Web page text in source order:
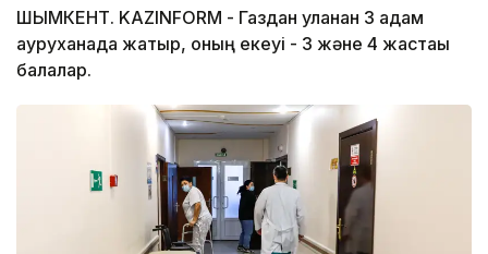
ШЫМКЕНТ. KAZINFORM - Газдан уланған 3 адам
ауруханада жатыр, оның екеуі - 3 және 4 жастағы
балалар.